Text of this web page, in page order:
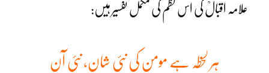
علامہ اقبالؒ کی اس نظم کی مکمل تفسیر ہیں:
ہر لحظہ ہے مومن کی نئی شان، نئی آن